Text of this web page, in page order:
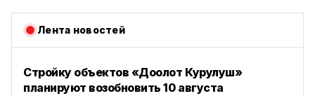
Лента новостей
Стройку объектов «Доолот Курулуш»
планируют возобновить 10 августа